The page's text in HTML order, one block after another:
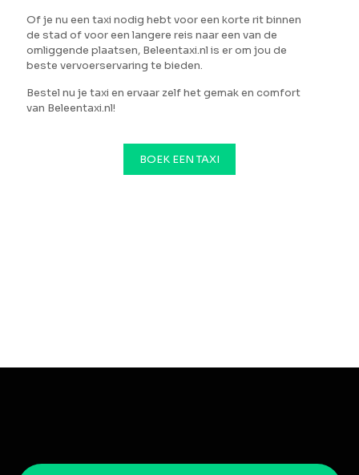
Of je nu een taxi nodig hebt voor een korte rit binnen
de stad of voor een langere reis naar een van de
omliggende plaatsen, Beleentaxi.nl is er om jou de
beste vervoerservaring te bieden.
Bestel nu je taxi en ervaar zelf het gemak en comfort
van Beleentaxi.nl!
BOEK EEN TAXI